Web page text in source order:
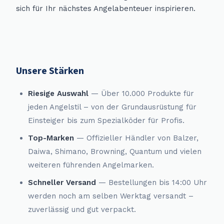
sich für Ihr nächstes Angelabenteuer inspirieren.
Unsere Stärken
Riesige Auswahl — Über 10.000 Produkte für
jeden Angelstil – von der Grundausrüstung für
Einsteiger bis zum Spezialköder für Profis.
Top-Marken — Offizieller Händler von Balzer,
Daiwa, Shimano, Browning, Quantum und vielen
weiteren führenden Angelmarken.
Schneller Versand — Bestellungen bis 14:00 Uhr
werden noch am selben Werktag versandt –
zuverlässig und gut verpackt.